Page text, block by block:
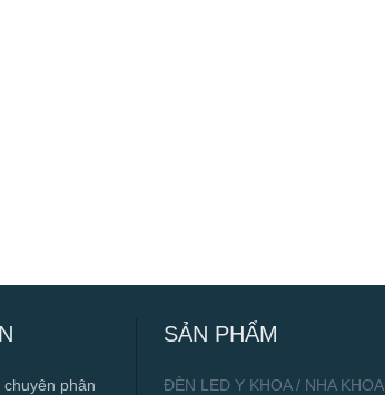
chuyên phân
SẢN PHẨM
ĐÈN LED Y KHOA / NHA KHOA